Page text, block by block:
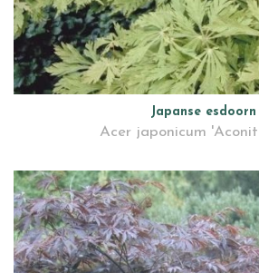
Japanse esdoorn
Acer japonicum